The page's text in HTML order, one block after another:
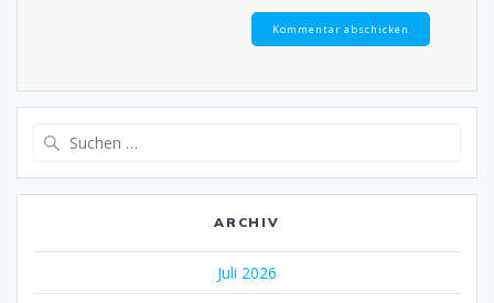
ARCHIV
Juli 2026